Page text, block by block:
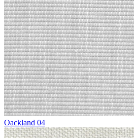
Oackland 04